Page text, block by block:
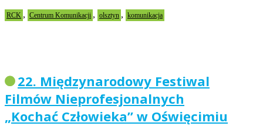
RCK , Centrum Komunikacji , olsztyn , komunikacja
22. Międzynarodowy Festiwal
Filmów Nieprofesjonalnych
„Kochać Człowieka” w Oświęcimiu